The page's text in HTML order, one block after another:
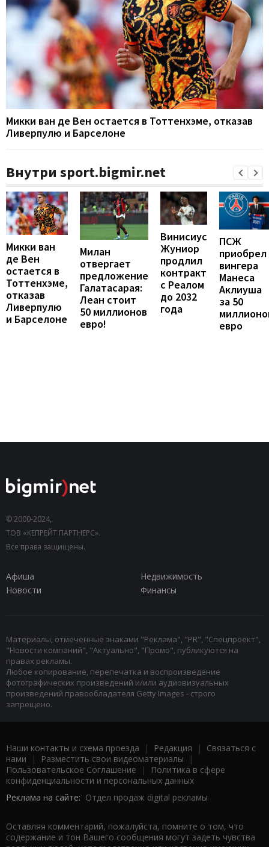
Микки ван де Вен остается в Тоттенхэме, отказав
Ливерпулю и Барселоне
Внутри sport.bigmir.net
Микки ван
де Вен
остается в
Тоттенхэме,
отказав
Ливерпулю
и Барселоне
Милан
отвергает
предложение
Галатасарая:
Леан стоит
50 миллионов
евро!
Винисиус
Жуниор
продлил
контракт
с Реалом
до 2032
года
ПСЖ
приобрел
вингера
Манеса
Аклиуша
за 50
евро
© 2000-2024,
ТОВ «КЕПРЕЙТ ПАРТНЕРС».
Все права защищены.
Афиша
Недвижимость
Новости
Финансы
Материалы, отмеченные знаками "Реклама", "PR", "Спецпроект",
"Новости компаний", "Актуально", "Промо", публикуются на
правах рекламы.
Любое копирование, перепечатка и воспроизведение
фотографических произведений и/или аудиовизуальных
произведений правообладателя Getty Images - строго
запрещено.
Наши контакты и схема проезда | Редакция | Связаться с
нами | Разместить свои видеоматериалы |
Пользовательское Соглашение |
Политика в сфере
конфиденциальности и персональных данных
Реклама на сайте: Отдел продаж digital рекламы
Оставляя комментарий, пожалуйста, помните о том, что
содержание и тон Вашего сообщения могут задеть чувства